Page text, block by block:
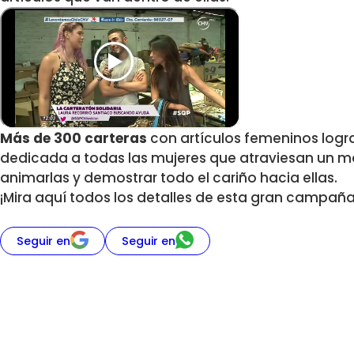
Más de 300 carteras con artículos femeninos
dedicada a todas las mujeres que atraviesan un
animarlas y demostrar todo el cariño hacia ellas.
¡Mira aquí todos los detalles de esta gran
Seguir en Seguir en